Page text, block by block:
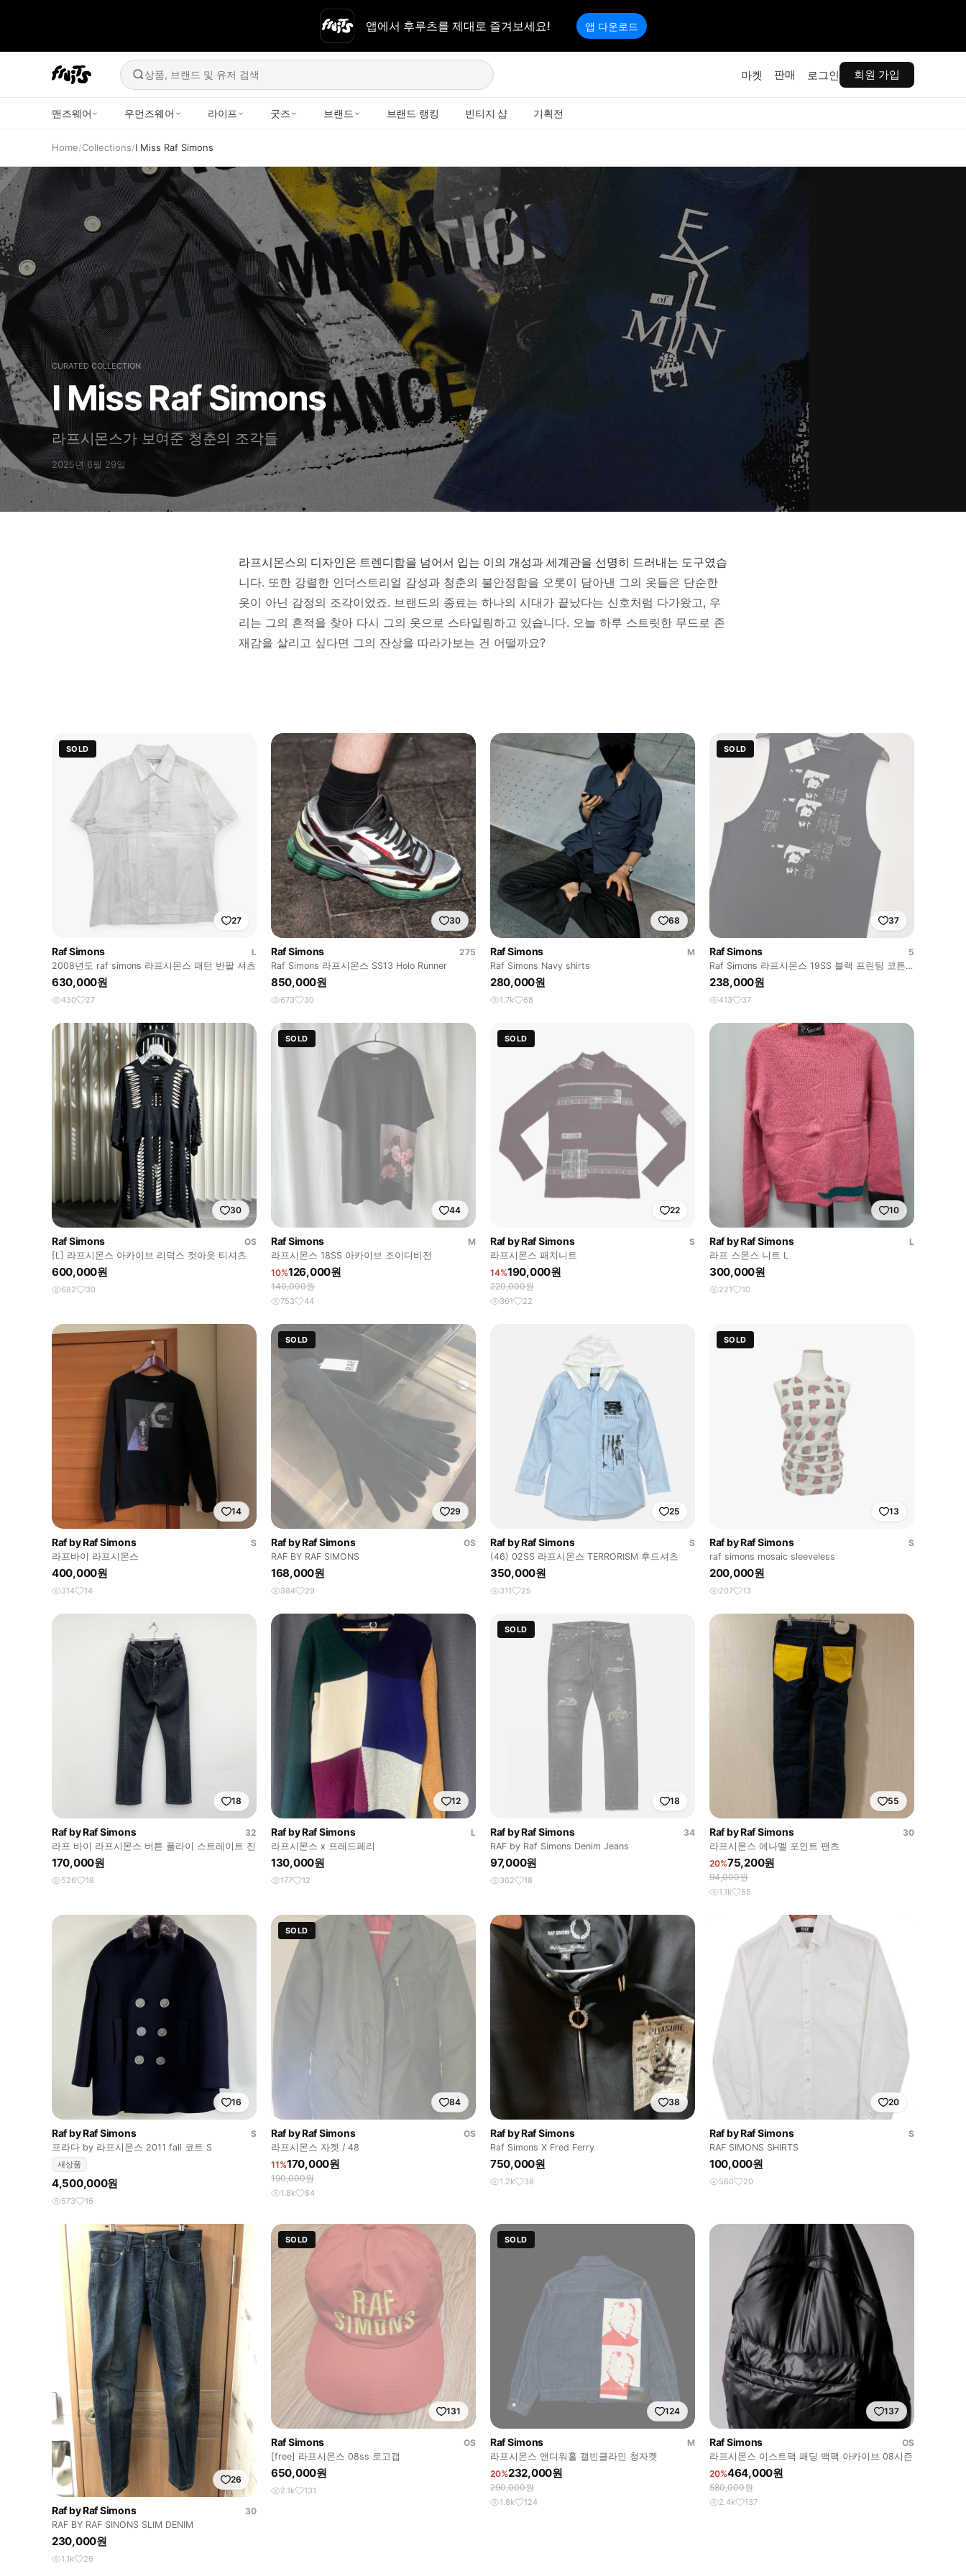
앱에서 후루츠를 제대로 즐겨보세요! 앱 다운로드
상품, 브랜드 및 유저 검색 마켓 판매 로그인 회원 가입
맨즈웨어 우먼즈웨어 라이프 굿즈 브랜드 브랜드 랭킹 빈티지 샵 기획전
Home/Collections/I Miss Raf Simons
CURATED COLLECTION
I Miss Raf Simons
라프시몬스가 보여준 청춘의 조각들
2025년 6월 29일
라프시몬스의 디자인은 트렌디함을 넘어서 입는 이의 개성과 세계관을 선명히 드러내는 도구였습
니다. 또한 강렬한 인더스트리얼 감성과 청춘의 불안정함을 오롯이 담아낸 그의 옷들은 단순한
옷이 아닌 감정의 조각이었죠. 브랜드의 종료는 하나의 시대가 끝났다는 신호처럼 다가왔고, 우
리는 그의 흔적을 찾아 다시 그의 옷으로 스타일링하고 있습니다. 오늘 하루 스트릿한 무드로 존
재감을 살리고 싶다면 그의 잔상을 따라가보는 건 어떨까요?
SOLD
27
Raf Simons
L
2008년도 raf simons 라프시몬스 패턴 반팔 셔츠
630,000원
430 27
30
Raf Simons
275
Raf Simons 라프시몬스 SS13 Holo Runner
850,000원
673 30
68
Raf Simons
M
Raf Simons Navy shirts
280,000원
1.7k 68
SOLD
37
Raf Simons
5
Raf Simons 라프시몬스 19SS 블랙 프린팅 코튼
슬리브리스 탱크
238,000원
413 37
30
Raf Simons
OS
[L] 라프시몬스 아카이브 리덕스 컷아웃 티셔츠
600,000원
682 30
SOLD
44
Raf Simons
M
라프시몬스 18SS 아카이브 조이디비전
10%126,000원
140,000원
753 44
SOLD
22
Raf by Raf Simons
S
라프시몬스 패치니트
14%190,000원
220,000원
361 22
10
Raf by Raf Simons
L
라프 스몬스 니트 L
300,000원
221 10
14
Raf by Raf Simons
S
라프바이 라프시몬스
400,000원
314 14
SOLD
29
Raf by Raf Simons
OS
RAF BY RAF SIMONS
168,000원
384 29
25
Raf by Raf Simons
S
(46) 02SS 라프시몬스 TERRORISM 후드셔츠
350,000원
311 25
SOLD
13
Raf by Raf Simons
S
raf simons mosaic sleeveless
200,000원
207 13
18
Raf by Raf Simons
32
라프 바이 라프시몬스 버튼 플라이 스트레이트 진
170,000원
526 18
12
Raf by Raf Simons
L
라프시몬스 x 프레드페리
130,000원
177 12
SOLD
18
Raf by Raf Simons
34
RAF by Raf Simons Denim Jeans
97,000원
362 18
55
Raf by Raf Simons
30
라프시몬스 에나멜 포인트 팬츠
20%75,200원
94,000원
1.1k 55
16
Raf by Raf Simons
S
프라다 by 라프시몬스 2011 fall 코트 S
새상품
4,500,000원
573 16
SOLD
84
Raf by Raf Simons
OS
라프시몬스 자켓 / 48
11%170,000원
190,000원
1.8k 84
38
Raf by Raf Simons
Raf Simons X Fred Ferry
750,000원
1.2k 38
20
Raf by Raf Simons
S
RAF SIMONS SHIRTS
100,000원
560 20
26
Raf by Raf Simons
30
RAF BY RAF SINONS SLIM DENIM
230,000원
1.1k 26
SOLD
131
Raf Simons
OS
[free] 라프시몬스 08ss 로고캡
650,000원
2.1k 131
SOLD
124
Raf Simons
M
라프시몬스 앤디워홀 캘빈클라인 청자켓
20%232,000원
290,000원
1.8k 124
137
Raf Simons
OS
라프시몬스 이스트팩 패딩 백팩 아카이브 08시즌
20%464,000원
580,000원
2.4k 137